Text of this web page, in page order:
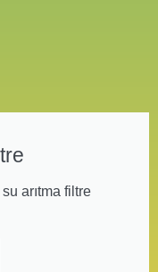
arıtma filtre